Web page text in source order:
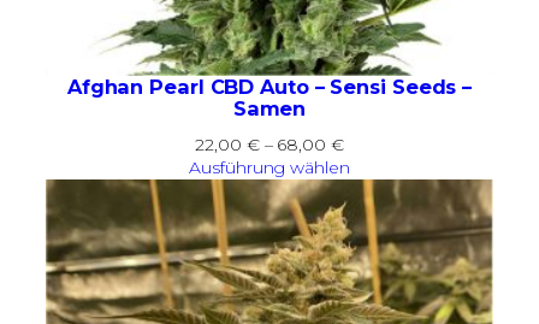
Afghan Pearl CBD Auto – Sensi Seeds –
Samen
22,00 € – 68,00 €Preisspanne:
22,00 €
bis
68,00 €
Ausführung wählen